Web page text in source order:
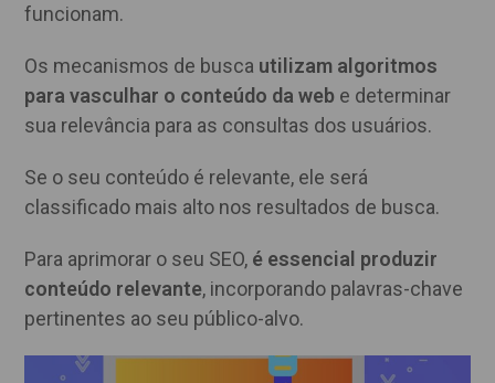
funcionam.
Os mecanismos de busca utilizam algoritmos
para vasculhar o conteúdo da web e determinar
sua relevância para as consultas dos usuários.
Se o seu conteúdo é relevante, ele será
classificado mais alto nos resultados de busca.
Para aprimorar o seu SEO, é essencial produzir
conteúdo relevante, incorporando palavras-chave
pertinentes ao seu público-alvo.